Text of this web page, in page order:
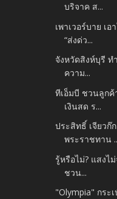
บริจาค ส...
เพาเวอร์บาย เ
“ส่งด่ว...
จังหวัดสิงห์บุรี ท
ความ...
ทีเอ็มบี ชวนลูกค้
เงินสด ร...
ประสิทธิ์ เจียวก๊
พระราชทาน
รู้หรือไม่? แสงไ
ชวน...
"Olympia" กระ